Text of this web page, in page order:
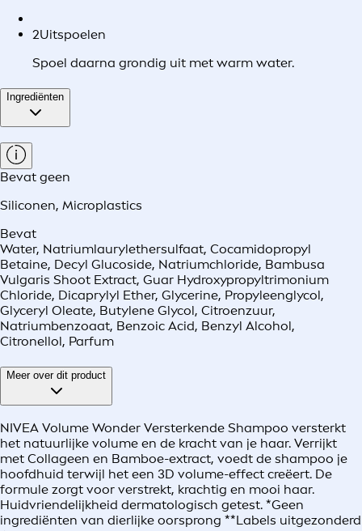
2Uitspoelen
Spoel daarna grondig uit met warm water.
Ingrediënten
Bevat geen
Siliconen, Microplastics
Bevat
Water, Natriumlaurylethersulfaat, Cocamidopropyl
Betaine, Decyl Glucoside, Natriumchloride, Bambusa
Vulgaris Shoot Extract, Guar Hydroxypropyltrimonium
Chloride, Dicaprylyl Ether, Glycerine, Propyleenglycol,
Glyceryl Oleate, Butylene Glycol, Citroenzuur,
Natriumbenzoaat, Benzoic Acid, Benzyl Alcohol,
Citronellol, Parfum
Meer over dit product
NIVEA Volume Wonder Versterkende Shampoo versterkt
het natuurlijke volume en de kracht van je haar. Verrijkt
met Collageen en Bamboe-extract, voedt de shampoo je
hoofdhuid terwijl het een 3D volume-effect creëert. De
formule zorgt voor verstrekt, krachtig en mooi haar.
Huidvriendelijkheid dermatologisch getest. *Geen
ingrediënten van dierlijke oorsprong **Labels uitgezonderd